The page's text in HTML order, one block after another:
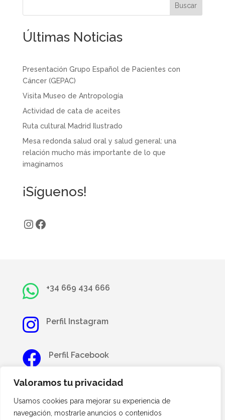
Valoramos tu privacidad
Usamos cookies para mejorar su experiencia de
navegación, mostrarle anuncios o contenidos
Últimas Noticias
Presentación Grupo Español de Pacientes con
Cáncer (GEPAC)
Visita Museo de Antropología
Actividad de cata de aceites
Ruta cultural Madrid Ilustrado
Mesa redonda salud oral y salud general: una
relación mucho más importante de lo que
imaginamos
¡Síguenos!
Instagram
Facebook
 +34 669 434 666
 Perfil Instagram
 Perfil Facebook
 info@fundaciononcoayuda.com